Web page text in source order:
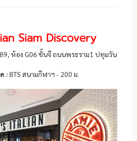
Siam Discovery
ห้อง G06 ชั้นจี ถนนพระราม1 ปทุมวัน
: BTS สนามกีฬาฯ - 200 ม.